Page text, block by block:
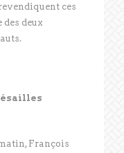
ces
deux
François